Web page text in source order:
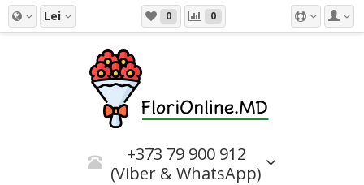
Lei 0 0
+373 79 900 912
(Viber & WhatsApp)